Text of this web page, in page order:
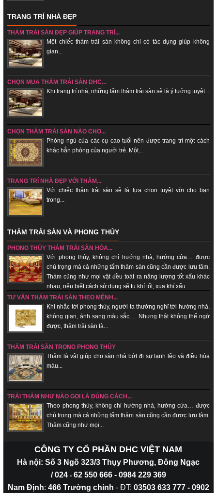
TRANG TRÍ NHÀ ĐẸP
THẢM TRẢI SÀN ĐẸP GIÚP TRANG TRÍ...
Một chiếc thảm trải sàn không chỉ có tác dụng giúp không
gian...
CHỌN MUA THẢM TRẢI SÀN DHC...
Khi trang trí nhà, những tấm thảm trải sàn sẽ là ý tưởng tuyệt...
CHỌN THẢM TRẢI SÀN NÀO CHO...
Phòng ngủ của các cụ cao tuổi nên được trang trí một cách
khác hẳn phòng của ngưởi trẻ. Một...
TRANG TRÍ NHÀ ĐẸP VỚI THẢM...
Với chiếc thảm trải sàn sẽ là lựa chon tuyệt vời cho bạn
trong...
THẢM TRẢI SÀN VÀ PHONG THỦY
PHONG THỦY THẢM TRẢI SÀN HÓA...
Với phong thủy, không chỉ hướng nhà, hướng cửa… được
chú trọng mà cả những tấm thảm sàn cũng cần được lưu tâm.
Thảm cũng như mọi vật đều toát ra năng lượng tốt xấu khác
nhau, nếu biết cách sử dụng sẽ tụ khí tốt, xua khí xấu....
TƯ VẤN THẢM TRẢI SÀN THEO MỆNH...
Khi nhắc tới phong thủy, người ta thường nghĩ tới hướng nhà,
không gian, ánh sang màu sắc…. Nhưng thật không thể ngờ
được, thảm trải sàn là...
THẢM TRẢI SÀN TRONG PHONG THỦY
Thảm là vật giúp cho sàn nhà bớt đi sự lạnh lẽo và điều hòa
màu...
TRẢI THẢM NHƯ NÀO GỌI LÀ ĐÚNG CÁCH...
Theo phong thủy, không chỉ hướng nhà, hướng cửa… được
chú trọng mà cả những tấm thảm sàn cũng cần được lưu tâm.
Thảm cũng như mọi...
CÔNG TY CỔ PHẦN DHC VIỆT NAM
Hà nội: Số 3 Ngõ 323/3 Thụy Phương, Đông Ngạc
/024- 62 550 666- 0984 229 369
Nam Định: 466 Trường chinh - ĐT: 03503 633 777 - 0902